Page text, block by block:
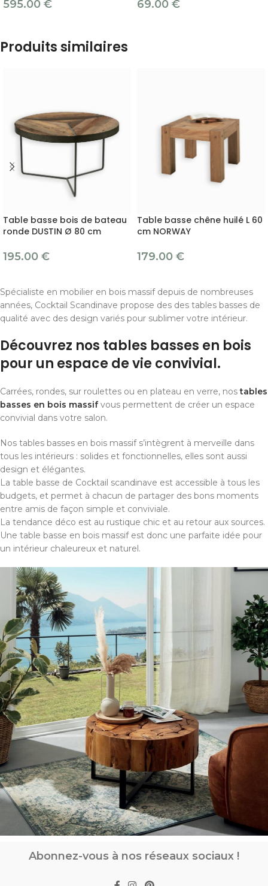
595.00 € 69.00 €
Produits similaires
Table basse bois de bateau
ronde DUSTIN Ø 80 cm
195.00 €
Table basse chêne huilé L 60
cm NORWAY
179.00 €
Spécialiste en mobilier en bois massif depuis de nombreuses
années, Cocktail Scandinave propose des des tables basses de
qualité avec des design variés pour sublimer votre intérieur.
Découvrez nos tables basses en bois
pour un espace de vie convivial.
Carrées, rondes, sur roulettes ou en plateau en verre, nostables
basses en bois massifvous permettent de créer un espace
convivial dans votre salon.
Nos tables basses en bois massif s’intègrent à merveille dans
tous les intérieurs : solides et fonctionnelles, elles sont aussi
design et élégantes.
La table basse de Cocktail scandinave est accessible à tous les
budgets, et permet à chacun de partager des bons moments
entre amis de façon simple et conviviale.
La tendance déco est au rustique chic et au retour aux sources.
Une table basse en bois massif est donc une parfaite idée pour
un intérieur chaleureux et naturel.
Abonnez-vous à nos réseaux sociaux !